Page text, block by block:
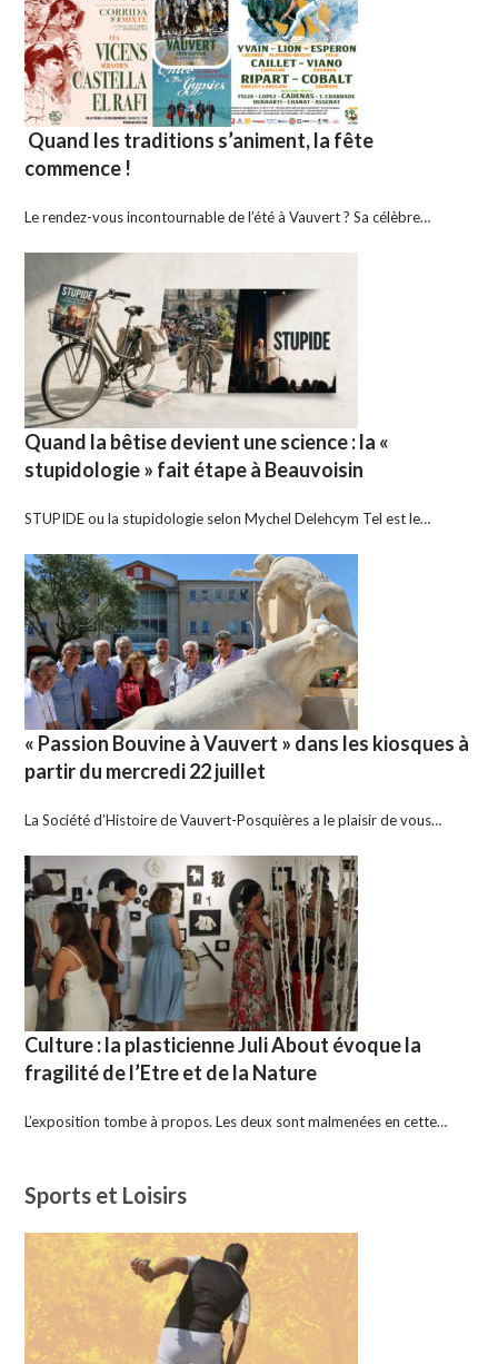
Quand les traditions s’animent, la fête
commence !
Le rendez-vous incontournable de l’été à Vauvert ? Sa célèbre…
Quand la bêtise devient une science : la «
stupidologie » fait étape à Beauvoisin
STUPIDE ou la stupidologie selon Mychel Delehcym Tel est le…
« Passion Bouvine à Vauvert » dans les kiosques à
partir du mercredi 22 juillet
La Société d’Histoire de Vauvert-Posquières a le plaisir de vous…
Culture : la plasticienne Juli About évoque la
fragilité de l’Etre et de la Nature
L’exposition tombe à propos. Les deux sont malmenées en cette…
Sports et Loisirs